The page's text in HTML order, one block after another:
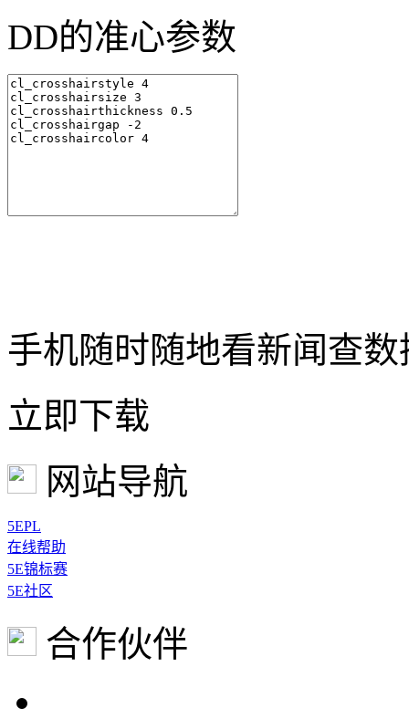
DD的准心参数
手机随时随地看新闻查数
立即下载
网站导航
5EPL
在线帮助
5E锦标赛
5E社区
合作伙伴